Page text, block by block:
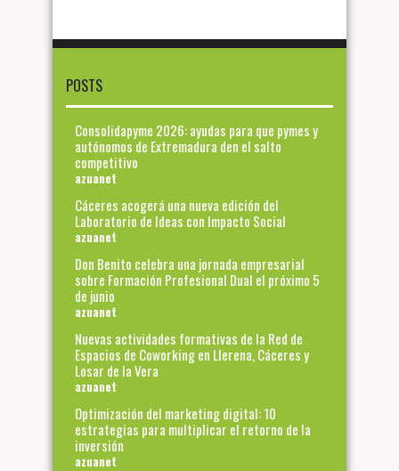
POSTS
Consolidapyme 2026: ayudas para que pymes y
autónomos de Extremadura den el salto
competitivo
azuanet
Cáceres acogerá una nueva edición del
Laboratorio de Ideas con Impacto Social
azuanet
Don Benito celebra una jornada empresarial
sobre Formación Profesional Dual el próximo 5
de junio
azuanet
Nuevas actividades formativas de la Red de
Espacios de Coworking en Llerena, Cáceres y
Losar de la Vera
azuanet
Optimización del marketing digital: 10
estrategias para multiplicar el retorno de la
inversión
azuanet